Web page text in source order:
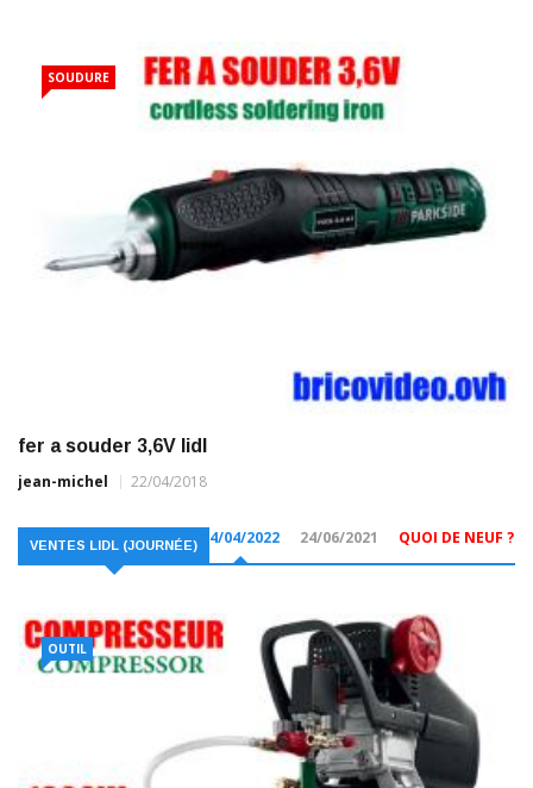
SOUDURE
fer a souder 3,6V lidl
jean-michel
22/04/2018
VENTES LIDL (JOURNÉE) 14/04/2022 24/06/2021 QUOI DE NEUF ?
OUTIL